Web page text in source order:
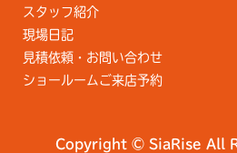
スタッフ紹介
現場日記
見積依頼・お問い合わせ
ショールームご来店予約
Copyright © SiaRise All